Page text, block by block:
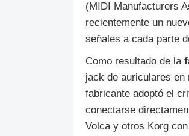
(MIDI Manufacturers
recientemente un
señales a cada parte
Como resultado de la
jack de auriculares
fabricante adoptó el
conectarse
Volca y otros Korg